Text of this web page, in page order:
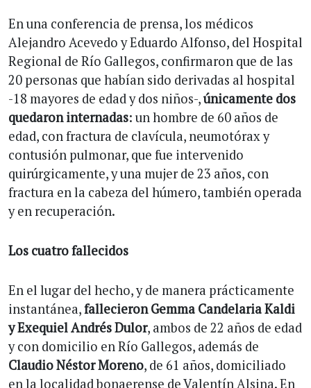
En una conferencia de prensa, los médicos
Alejandro Acevedo y Eduardo Alfonso, del Hospital
Regional de Río Gallegos, confirmaron que de las
20 personas que habían sido derivadas al hospital
-18 mayores de edad y dos niños-,únicamente dos
quedaron internadas: un hombre de 60 años de
edad, con fractura de clavícula, neumotórax y
contusión pulmonar, que fue intervenido
quirúrgicamente, y una mujer de 23 años, con
fractura en la cabeza del húmero, también operada
y en recuperación.
Los cuatro fallecidos
En el lugar del hecho, y de manera prácticamente
instantánea,fallecieron Gemma Candelaria Kaldi
y Exequiel Andrés Dulor, ambos de 22 años de edad
y con domicilio en Río Gallegos, además de
Claudio Néstor Moreno, de 61 años, domiciliado
en la localidad bonaerense de Valentín Alsina. En